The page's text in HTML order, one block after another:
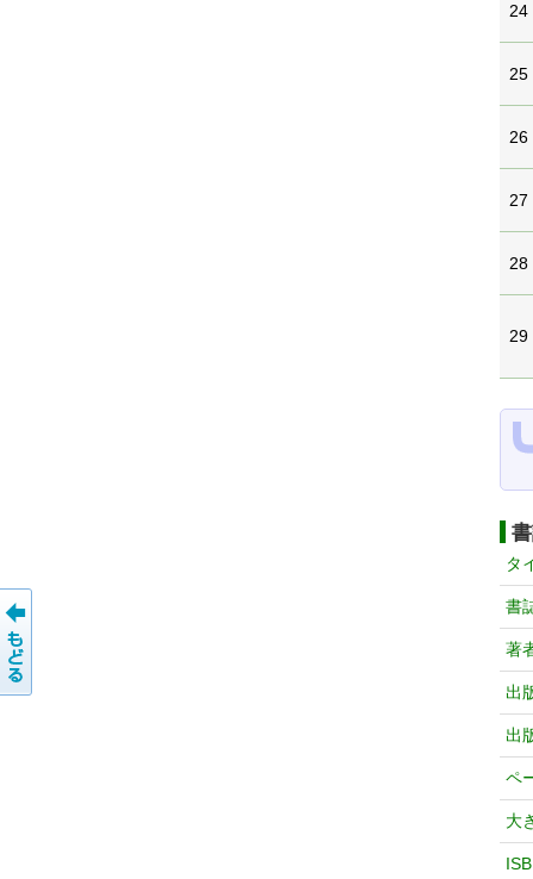
24
25
26
27
28
29
タ
書
著
出
出
ペ
大